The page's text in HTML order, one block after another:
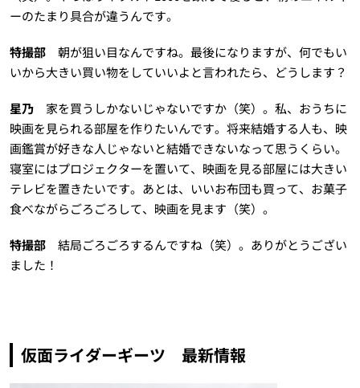
ーのたまり具合が違うんです。
特撮部朝が狙い目なんですね。最後になりますが、何でもい
いから大きい買い物をしていいよと言われたら、どうします？
星乃家を買うしかないじゃないですか（笑）。私、おうちに
映画を見られる部屋を作りたいんです。将来結婚する人も、映
画鑑賞が好きな人じゃないと結婚できないなって思うくらい。
寝室にはプロジェクターを置いて、映画を見る部屋には大きい
テレビを置きたいです。あとは、いいお布団も買って、お菓子
食べながらごろごろして、映画を見ます（笑）。
特撮部結局ごろごろするんですね（笑）。ありがとうござい
ました！
仮面ライダーギーツ 最新情報